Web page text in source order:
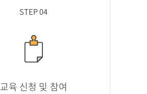
STEP 04
교육 신청 및 참여